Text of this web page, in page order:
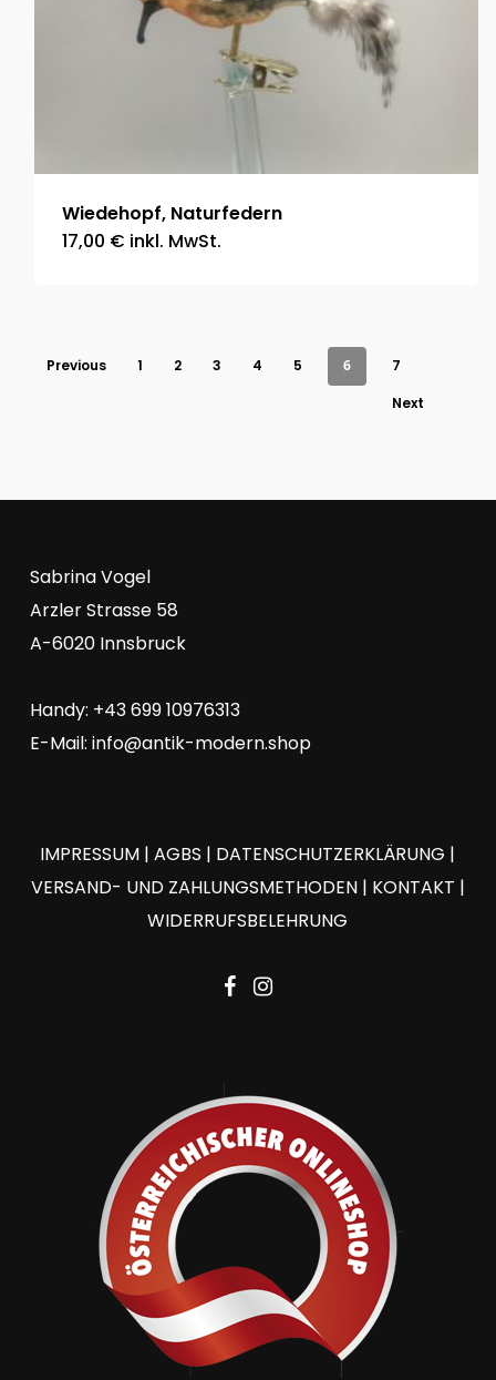
Wiedehopf, Naturfedern
17,00 € inkl. MwSt.
Previous 1 2 3 4 5 6
7
Next
Sabrina Vogel
Arzler Strasse 58
A-6020 Innsbruck
Handy: +43 699 10976313
E-Mail: info@antik-modern.shop
IMPRESSUM |AGBS | DATENSCHUTZERKLÄRUNG |
VERSAND- UND ZAHLUNGSMETHODEN| KONTAKT |
WIDERRUFSBELEHRUNG
facebook
instagram